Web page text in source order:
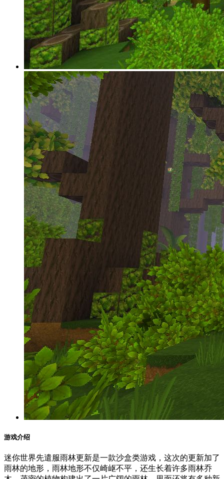
游戏介绍
迷你世界先遣服雨林更新是一款沙盒类游戏，这次的更新加了
雨林的地形，雨林地形不仅崎岖不平，还生长着许多雨林乔